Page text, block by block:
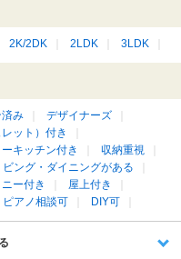
2K/2DK 2LDK 3LDK
済み
デザイナーズ
ット）付き
キッチン付き
収納重視
ビング・ダイニングがある
ー付き
屋上付き
ピアノ相談可 DIY可